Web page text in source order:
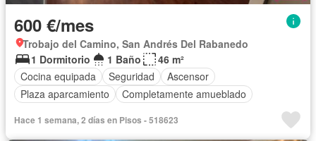
600 €/mes
Trobajo del Camino, San Andrés Del Rabanedo
1 Dormitorio
1 Baño
46 m²
Cocina equipada
Seguridad
Ascensor
Plaza aparcamiento
Completamente amueblado
Hace 1 semana, 2 días en Pisos - 518623